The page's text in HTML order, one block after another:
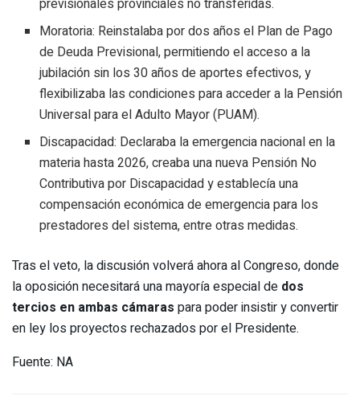
previsionales provinciales no transferidas.
Moratoria: Reinstalaba por dos años el Plan de Pago
de Deuda Previsional, permitiendo el acceso a la
jubilación sin los 30 años de aportes efectivos, y
flexibilizaba las condiciones para acceder a la Pensión
Universal para el Adulto Mayor (PUAM).
Discapacidad: Declaraba la emergencia nacional en la
materia hasta 2026, creaba una nueva Pensión No
Contributiva por Discapacidad y establecía una
compensación económica de emergencia para los
prestadores del sistema, entre otras medidas.
Tras el veto, la discusión volverá ahora al Congreso, donde
la oposición necesitará una mayoría especial de dos
tercios en ambas cámaras para poder insistir y convertir
en ley los proyectos rechazados por el Presidente.
Fuente: NA